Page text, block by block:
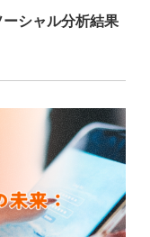
シャル分析結果